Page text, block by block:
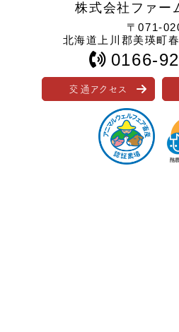
株式会社ファー
〒071-
北海道上川郡美瑛町
0166-
交通アクセス